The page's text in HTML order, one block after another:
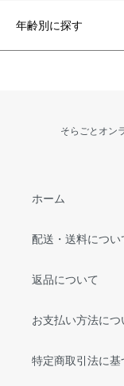
年齢別に探す
そらごとオン
ホーム
配送・送料につい
返品について
お支払い方法につ
特定商取引法に